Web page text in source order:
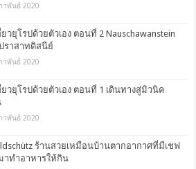
าพันธ์ 2020
วยุโรปด้วยตัวเอง ตอนที่ 2 Nauschawanstein
ราสาทดิสนีย์
าพันธ์ 2020
วยุโรปด้วยตัวเอง ตอนที่ 1 เดินทางสู่มิวนิค
าพันธ์ 2020
ร้านสวยเหมือนบ้านตากอากาศที่มีเชฟ
าทำอาหารให้กิน